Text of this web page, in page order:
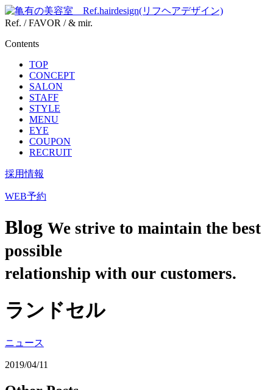
Ref. / FAVOR / & mir.
Contents
TOP
CONCEPT
SALON
STAFF
STYLE
MENU
EYE
COUPON
RECRUIT
採用情報
WEB予約
Blog We strive to maintain the best
possible
relationship with our customers.
ランドセル
ニュース
2019/04/11